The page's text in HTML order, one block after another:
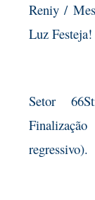
Reniy /
Luz Festeja!
Setor
regressivo).